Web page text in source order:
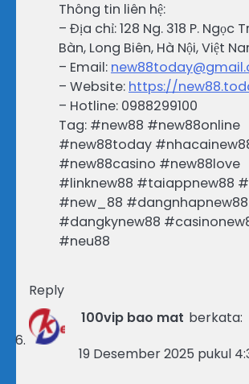
Thông tin liên hệ:
– Địa chỉ: 128 Ng. 318 P. Ngọc
Bàn, Long Biên, Hà Nội, Việt
– Email:
– Website: https://
– Hotline: 0988299100
Tag: #new88 #new88online
#new88today
#new88casino #new88love
#linknew88 #taiappnew88
#new_88 #dangnhapnew88
#dangkynew88
#neu88
Reply
100vip bao mat berkata:
19 Desember 2025 pukul